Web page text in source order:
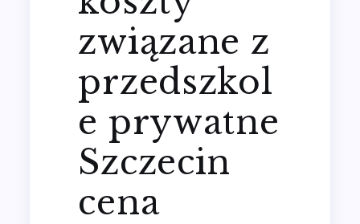
związane z
przedszkol
e prywatne
Szczecin
cena